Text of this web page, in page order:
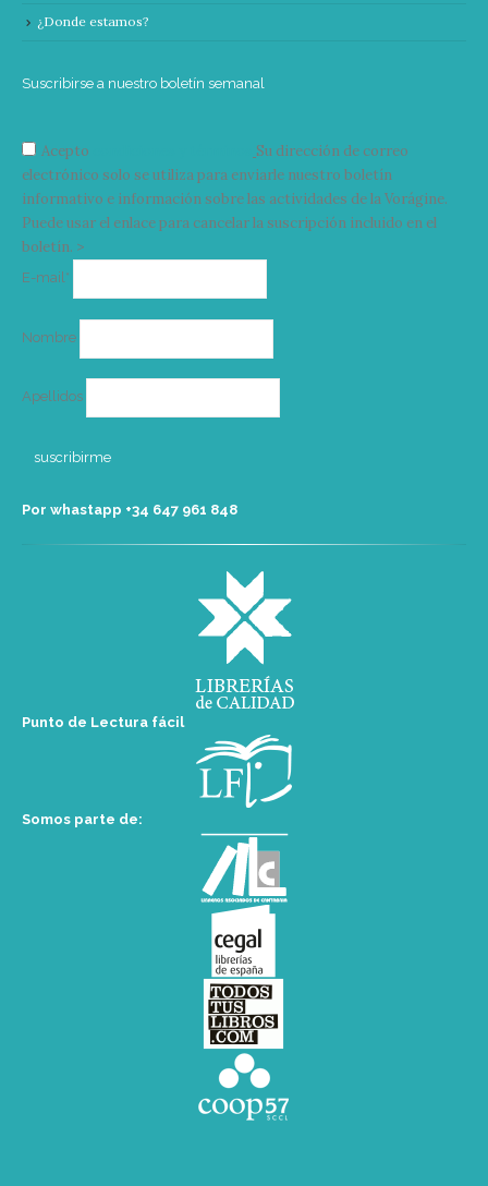
¿Donde estamos?
Suscribirse a nuestro boletín semanal
Acepto
Su dirección de correo
electrónico solo se utiliza para enviarle nuestro boletín
informativo e información sobre las actividades de la Vorágine.
Puede usar el enlace para cancelar la suscripción incluido en el
boletín. >
E-mail*
Nombre
Apellidos
Por whastapp +34 ‭647 961 848‬
Punto de Lectura fácil
Somos parte de: